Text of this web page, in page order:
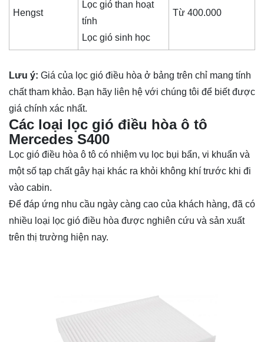
Hengst
Lọc gió than hoạt
tính
Lọc gió sinh học
Từ 400.000
Lưu ý: Giá của lọc gió điều hòa ở bảng trên chỉ mang tính
chất tham khảo. Bạn hãy liên hệ với chúng tôi để biết được
giá chính xác nhất.
Các loại lọc gió điều hòa ô tô
Mercedes S400
Lọc gió điều hòa ô tô có nhiệm vụ lọc bụi bẩn, vi khuẩn và
một số tạp chất gây hại khác ra khỏi không khí trước khi đi
vào cabin.
Để đáp ứng nhu cầu ngày càng cao của khách hàng, đã có
nhiều loại lọc gió điều hòa được nghiên cứu và sản xuất
trên thị trường hiện nay.